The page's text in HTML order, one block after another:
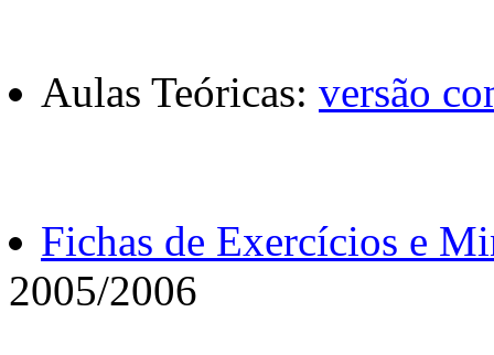
Aulas Teóricas: versão
Fichas de Exercícios e
2005/2006